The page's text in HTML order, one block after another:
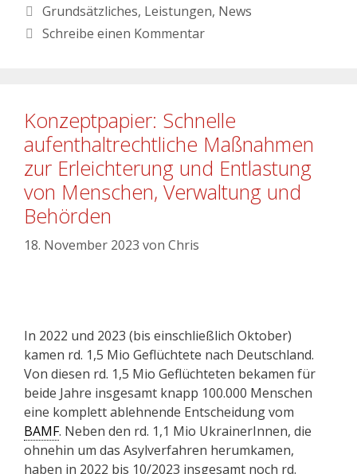
Grundsätzliches, Leistungen, News
Schreibe einen Kommentar
Konzeptpapier: Schnelle
aufenthaltrechtliche Maßnahmen
zur Erleichterung und Entlastung
von Menschen, Verwaltung und
Behörden
18. November 2023 von Chris
In 2022 und 2023 (bis einschließlich Oktober)
kamen rd. 1,5 Mio Geflüchtete nach Deutschland.
Von diesen rd. 1,5 Mio Geflüchteten bekamen für
beide Jahre insgesamt knapp 100.000 Menschen
eine komplett ablehnende Entscheidung vom
BAMF. Neben den rd. 1,1 Mio UkrainerInnen, die
ohnehin um das Asylverfahren herumkamen,
haben in 2022 bis 10/2023 insgesamt noch rd.